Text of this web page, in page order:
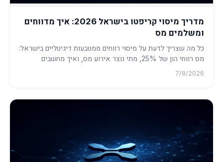
מדריך מיסוי קריפטו בישראל 2026: איך מדווחים
ומשלמים מס
כל מה שצריך לדעת על מיסוי רווחים ממטבעות דיגיטליים בישראל:
מס רווחי הון של 25%, מתי נוצר אירוע מס, ואיך מחשבים
ומדווחים ...
7/8/2026